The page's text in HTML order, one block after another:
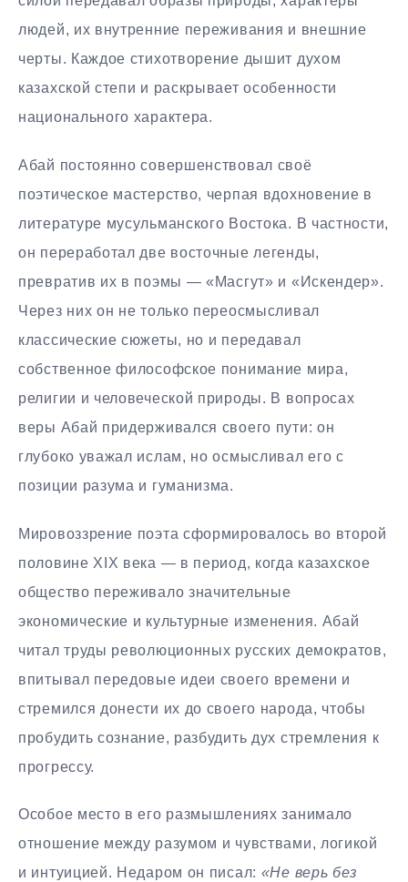
людей, их внутренние переживания и внешние
черты. Каждое стихотворение дышит духом
казахской степи и раскрывает особенности
национального характера.
Абай постоянно совершенствовал своё
поэтическое мастерство, черпая вдохновение в
литературе мусульманского Востока. В частности,
он переработал две восточные легенды,
превратив их в поэмы — «Масгут» и «Искендер».
Через них он не только переосмысливал
классические сюжеты, но и передавал
собственное философское понимание мира,
религии и человеческой природы. В вопросах
веры Абай придерживался своего пути: он
глубоко уважал ислам, но осмысливал его с
позиции разума и гуманизма.
Мировоззрение поэта сформировалось во второй
половине XIX века — в период, когда казахское
общество переживало значительные
экономические и культурные изменения. Абай
читал труды революционных русских демократов,
впитывал передовые идеи своего времени и
стремился донести их до своего народа, чтобы
пробудить сознание, разбудить дух стремления к
прогрессу.
Особое место в его размышлениях занимало
отношение между разумом и чувствами, логикой
и интуицией. Недаром он писал: «Не верь без